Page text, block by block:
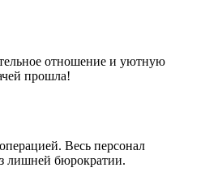
отношение и уютную
прошла!
Весь персонал
лишней бюрократии.